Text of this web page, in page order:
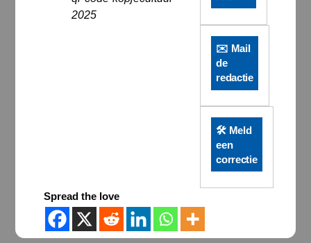
2025
✉️ Mail
de
redactie
🛠️ Meld
een
correctie
Spread the love